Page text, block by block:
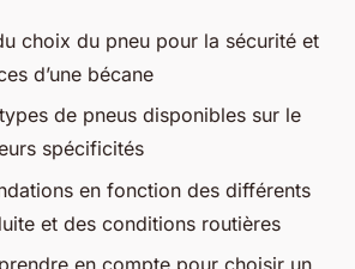
choix du pneu pour la sécurité et
d’une bécane
de pneus disponibles sur le
spécificités
en fonction des différents
et des conditions routières